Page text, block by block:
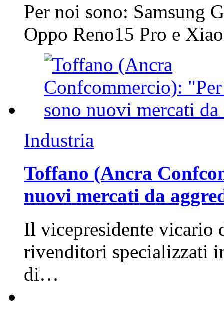
Per noi sono: Samsung
Oppo Reno15 Pro e
Industria
Toffano (Ancra
nuovi mercati da
Il vicepresidente vicario
rivenditori specializzati
di…